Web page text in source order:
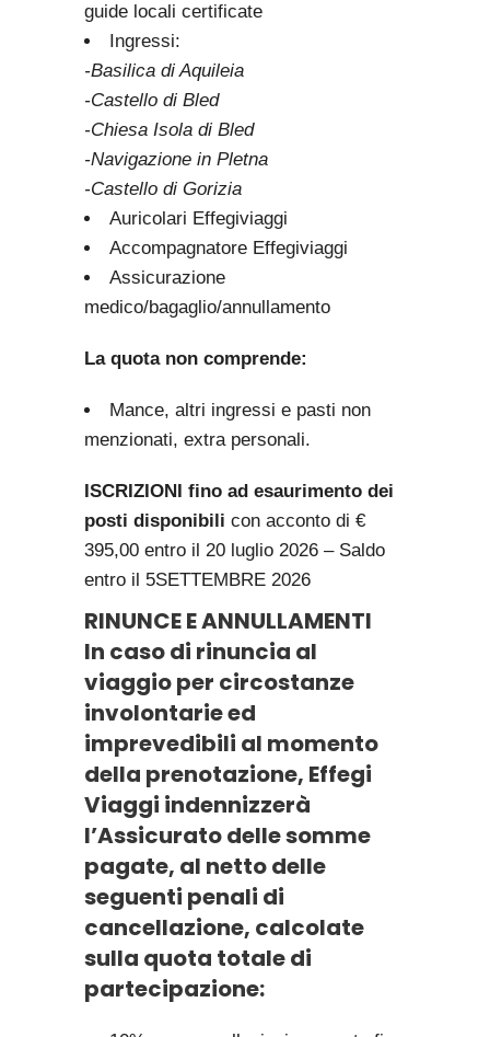
guide locali certificate
Ingressi:
-Basilica di Aquileia
-Castello di Bled
-Chiesa Isola di Bled
-Navigazione in Pletna
-Castello di Gorizia
Auricolari Effegiviaggi
Accompagnatore Effegiviaggi
Assicurazione
medico/bagaglio/annullamento
La quota non comprende:
Mance, altri ingressi e pasti non
menzionati, extra personali.
ISCRIZIONI fino ad esaurimento dei
posti disponibilicon acconto di €
395,00 entro il 20 luglio 2026 – Saldo
entro il 5SETTEMBRE 2026
RINUNCE E ANNULLAMENTI
In caso di rinuncia al
viaggio per circostanze
involontarie ed
imprevedibili al momento
della prenotazione, Effegi
Viaggi indennizzerà
l’Assicurato delle somme
pagate, al netto delle
seguenti penali di
cancellazione, calcolate
sulla quota totale di
partecipazione: